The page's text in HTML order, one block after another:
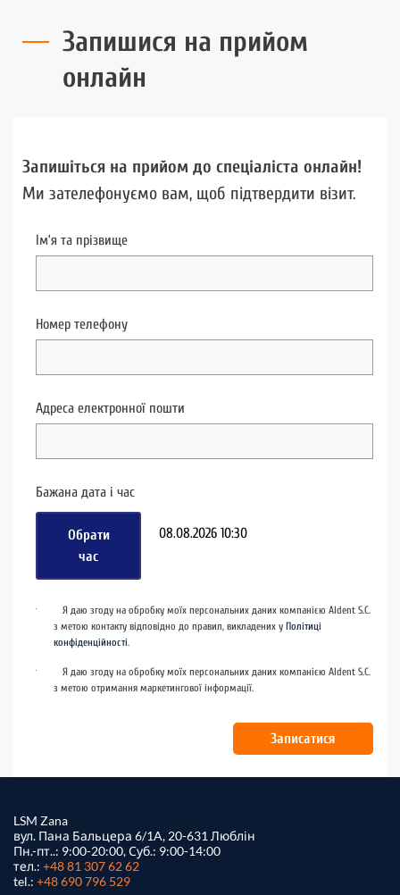
Запишися на прийом
онлайн
Запишіться на прийом до спеціаліста онлайн!
Ми зателефонуємо вам, щоб підтвердити візит.
Ім’я та прізвище
Номер телефону
Адреса електронної пошти
Бажана дата і час
Обрати
час
Я даю згоду на обробку моїх персональних даних компанією Aldent S.C.
з метою контакту відповідно до правил, викладених у Політиці
конфіденційності.
Я даю згоду на обробку моїх персональних даних компанією Aldent S.C.
з метою отримання маркетингової інформації.
LSM Zana
вул. Пана Бальцера 6/1A, 20-631 Люблін
Пн.-пт..: 9:00-20:00, Суб.: 9:00-14:00
тел.: +48 81 307 62 62
tel.: +48 690 796 529